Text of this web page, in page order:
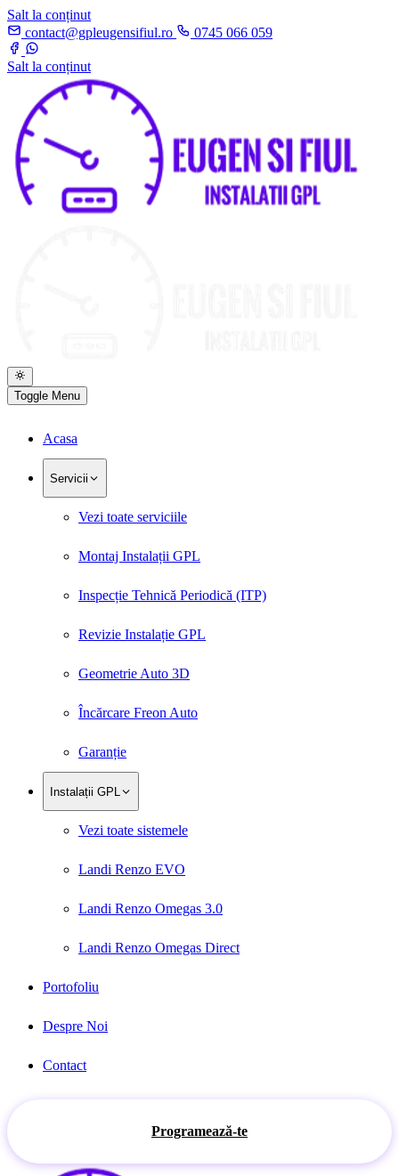
Salt la conținut
contact@gpleugensifiul.ro
0745 066 059
Salt la conținut
Toggle Menu
Acasa
Servicii
Vezi toate serviciile
Montaj Instalații GPL
Inspecție Tehnică Periodică (ITP)
Revizie Instalație GPL
Geometrie Auto 3D
Încărcare Freon Auto
Garanție
Instalații GPL
Vezi toate sistemele
Landi Renzo EVO
Landi Renzo Omegas 3.0
Landi Renzo Omegas Direct
Portofoliu
Despre Noi
Contact
Programează-te